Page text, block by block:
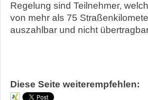
Regelung sind Teilnehmer,
von mehr als 75
auszahlbar und nicht
Diese Seite weiterempfehlen: